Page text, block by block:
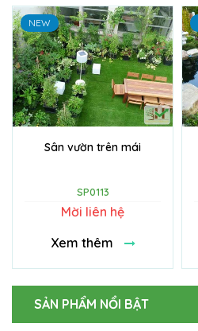
NEW
Sân vườn trên mái
SP0113
Mời liên hệ
Xem thêm
SẢN PHẨM NỔI BẬT